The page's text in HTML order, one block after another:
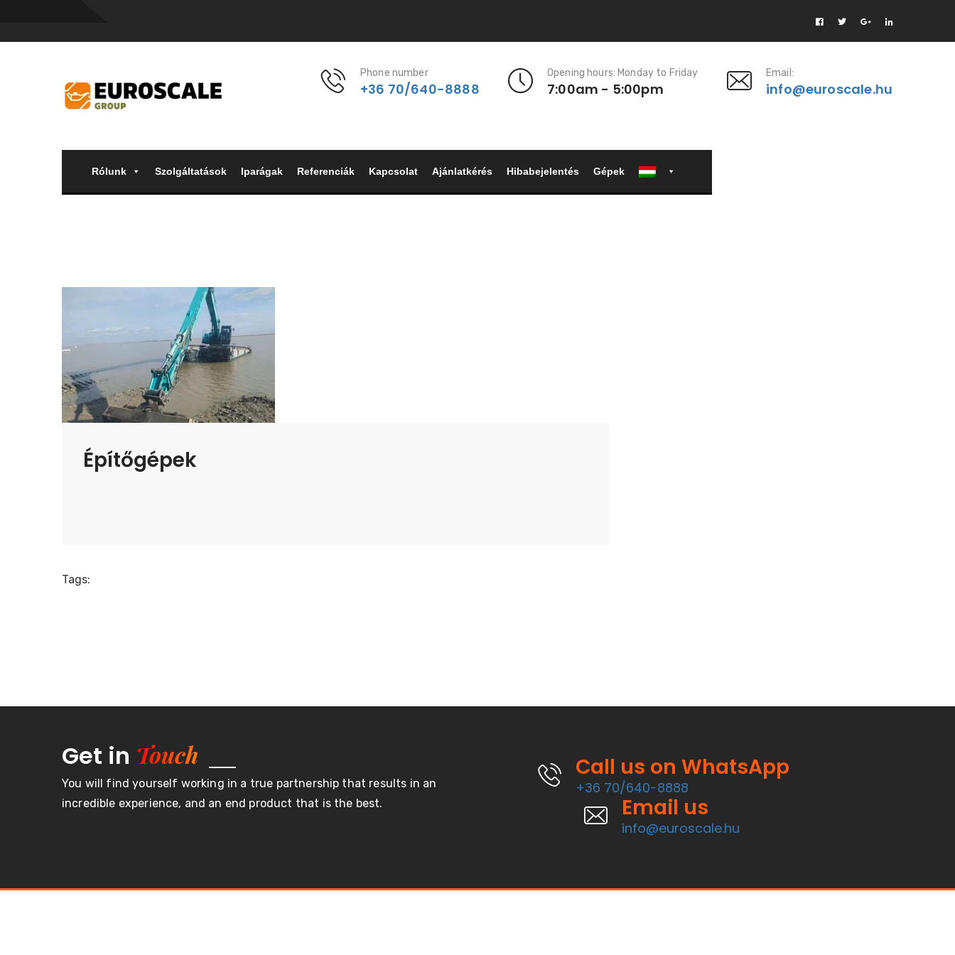
Phone number
+36 70/640-8888
Opening hours: Monday to Friday
7:00am - 5:00pm
Email:
info@euroscale.hu
Rólunk Szolgáltatások Iparágak Referenciák Kapcsolat Ajánlatkérés Hibabejelentés Gépek
Építőgépek
Tags:
Get in Touch
You will find yourself working in a true partnership that results in an
incredible experience, and an end product that is the best.
Call us on WhatsApp
+36 70/640-8888
Email us
info@euroscale.hu